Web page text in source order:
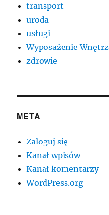
transport
uroda
usługi
Wyposażenie Wnętrz
zdrowie
META
Zaloguj się
Kanał wpisów
Kanał komentarzy
WordPress.org